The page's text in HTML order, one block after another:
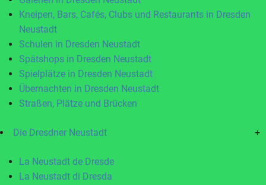
Kneipen, Bars, Cafés, Clubs und Restaurants in Dresden
Neustadt
Schulen in Dresden Neustadt
Spätshops in Dresden Neustadt
Spielplätze in Dresden Neustadt
Übernachten in Dresden Neustadt
Straßen, Plätze und Brücken
Die Dresdner Neustadt +
La Neustadt de Dresde
La Neustadt di Dresda